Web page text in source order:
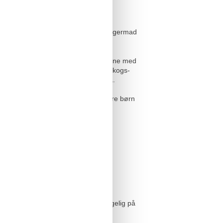
lokale åbningstider), indendørs
eller børnediskotek.
med bar & amerikansk fingermad
effekter, 66 m lang fartrutsjebane med
(saunalandsby) med lys-, opkogs-
bruges som tekstil-familiesauna.
meget mere - sammen med andre børn
udsigt over Østersøen er tilgængelig på